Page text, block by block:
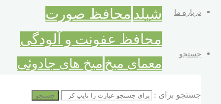
درباره ما
جستجو
جستجو برای : جستجو
شیلد محافظ صورت
محافظ عفونت و آلودگی
معمای میخ میخ های جادوئی
نقاب شفاف کودک گره فلزی